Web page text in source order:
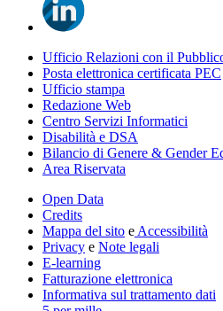
Ufficio Relazioni con il
Posta elettronica certificata PEC
Ufficio stampa
Redazione Web
Centro Servizi Informatici
Disabilità e DSA
Bilancio di Genere & Gender
Area Riservata
Open Data
Credits
Mappa del sito e Accessibilità
Privacy e Note legali
E-learning
Fatturazione elettronica
Informativa sul trattamento dati